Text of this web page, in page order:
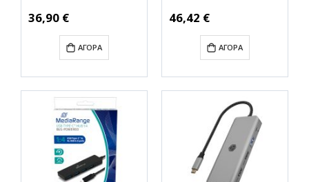
Ειδική
Τιμή
36,90 €
ΑΓΟΡΆ
Charging Ports
(UH720) (TPUH720)
Ειδική
Τιμή
46,42 €
ΑΓΟΡΆ